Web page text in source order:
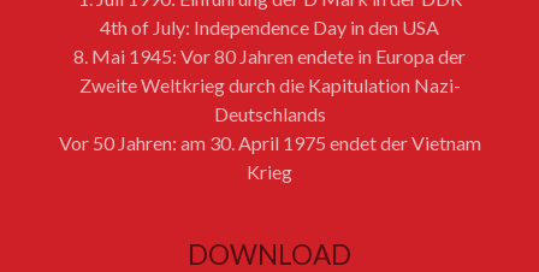
4th of July: Independence Day in den USA
8. Mai 1945: Vor 80 Jahren endete in Europa der
Zweite Weltkrieg durch die Kapitulation Nazi-
Deutschlands
Vor 50 Jahren: am 30. April 1975 endet der Vietnam
Krieg
DOWNLOAD